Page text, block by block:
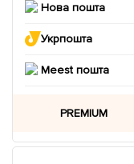
Нова пошта
Укрпошта
Meest пошта
PREMIUM